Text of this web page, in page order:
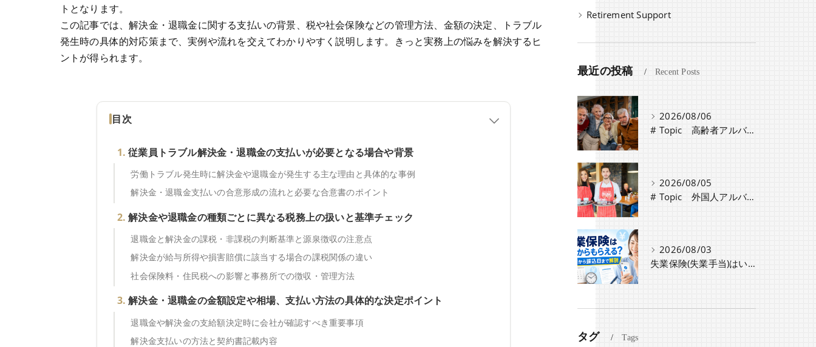
トとなります。
この記事では、解決金・退職金に関する支払いの背景、税や社会保険などの管理方法、金額の決定、トラブル
発生時の具体的対応策まで、実例や流れを交えてわかりやすく説明します。きっと実務上の悩みを解決するヒ
ントが得られます。
目次
従業員トラブル解決金・退職金の支払いが必要となる場合や背景
労働トラブル発生時に解決金や退職金が発生する主な理由と具体的な事例
解決金・退職金支払いの合意形成の流れと必要な合意書のポイント
解決金や退職金の種類ごとに異なる税務上の扱いと基準チェック
退職金と解決金の課税・非課税の判断基準と源泉徴収の注意点
解決金が給与所得や損害賠償に該当する場合の課税関係の違い
社会保険料・住民税への影響と事務所での徴収・管理方法
解決金・退職金の金額設定や相場、支払い方法の具体的な決定ポイント
退職金や解決金の支給額決定時に会社が確認すべき重要事項
解決金支払いの方法と契約書記載内容
Retirement Support
最近の投稿 Recent Posts
2026/08/06
# Topic 高齢者アルバイト・パート採用時の注意点と労働条件の違い
2026/08/05
# Topic 外国人アルバイト採用時に必要な手続きと注意点
2026/08/03
失業保険(失業手当)はいつからもらえる？認定日から振込日までのスケジュールや種類・条件を解説
タグ Tags